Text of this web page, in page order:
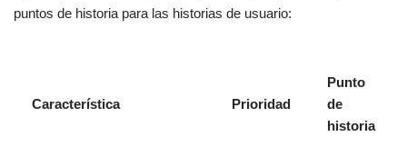
puntos de historia para las historias de usuario:
Característica Prioridad
Punto
de
historia